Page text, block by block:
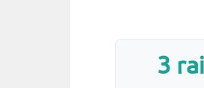
La redevance
3